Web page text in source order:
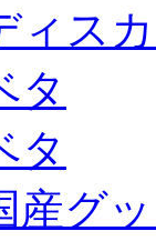
ィス
タ
タ
産グ